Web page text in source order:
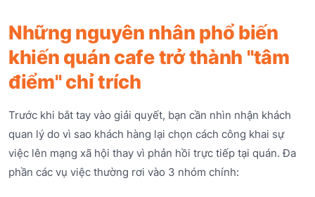
Những nguyên nhân phổ biến
khiến quán cafe trở thành "tâm
điểm" chỉ trích
Trước khi bắt tay vào giải quyết, bạn cần nhìn nhận khách
quan lý do vì sao khách hàng lại chọn cách công khai sự
việc lên mạng xã hội thay vì phản hồi trực tiếp tại quán. Đa
phần các vụ việc thường rơi vào 3 nhóm chính: